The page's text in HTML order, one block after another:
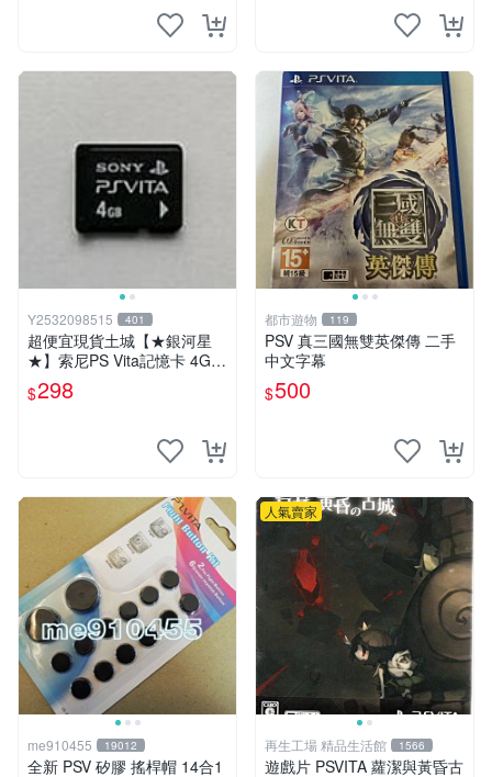
Y2532098515 401
超便宜現貨土城【★銀河星
★】索尼PS Vita記憶卡 4G，
適用於索尼SONY官方 Vita10
00型2000型都可以用
$298
都市遊物 119
PSV 真三國無雙英傑傳 二手
中文字幕
$500
me910455 19012
全新 PSV 矽膠 搖桿帽 14合1
人氣賣家
再生工場 精品生活館 1566
遊戲片 PSVITA 蘿潔與黃昏古